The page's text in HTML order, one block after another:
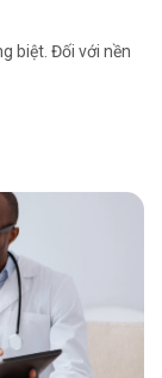
biệt. Đối với nền